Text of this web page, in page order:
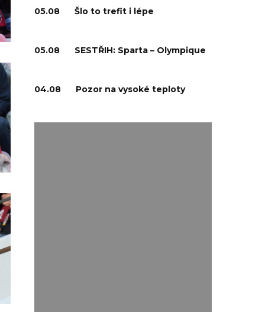
05.08 Šlo to trefit i lépe
05.08 SESTŘIH: Sparta – Olympique
04.08 Pozor na vysoké teploty